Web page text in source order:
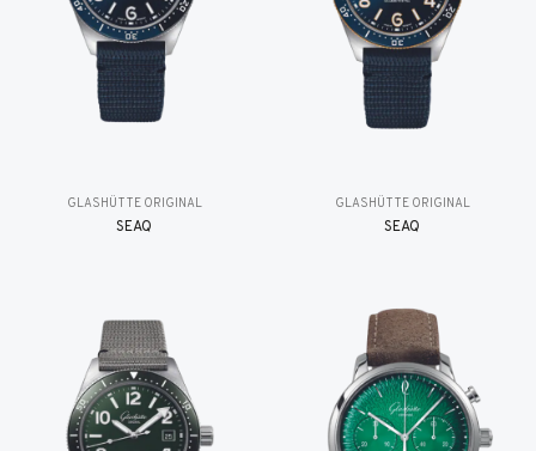
GLASHÜTTE ORIGINAL
SEAQ
GLASHÜTTE ORIGINAL
SEAQ